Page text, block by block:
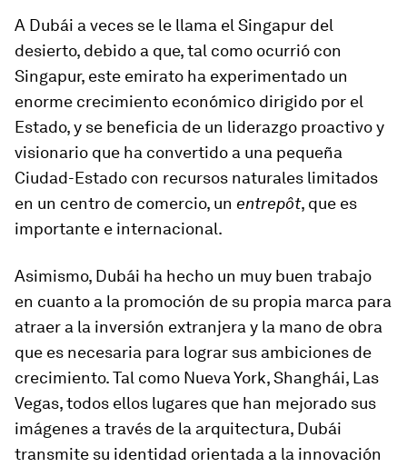
A Dubái a veces se le llama el Singapur del
desierto, debido a que, tal como ocurrió con
Singapur, este emirato ha experimentado un
enorme crecimiento económico dirigido por el
Estado, y se beneficia de un liderazgo proactivo y
visionario que ha convertido a una pequeña
Ciudad-Estado con recursos naturales limitados
en un centro de comercio, un entrepôt, que es
importante e internacional.
Asimismo, Dubái ha hecho un muy buen trabajo
en cuanto a la promoción de su propia marca para
atraer a la inversión extranjera y la mano de obra
que es necesaria para lograr sus ambiciones de
crecimiento. Tal como Nueva York, Shanghái, Las
Vegas, todos ellos lugares que han mejorado sus
imágenes a través de la arquitectura, Dubái
transmite su identidad orientada a la innovación